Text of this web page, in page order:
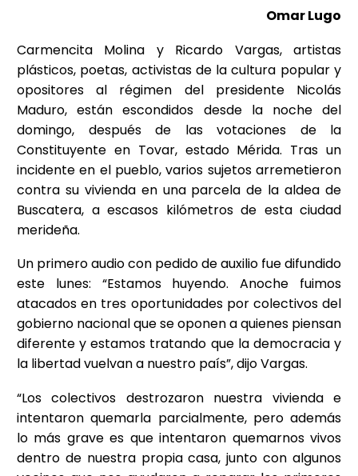
Omar Lugo
Carmencita Molina y Ricardo Vargas, artistas
plásticos, poetas, activistas de la cultura popular y
opositores al régimen del presidente Nicolás
Maduro, están escondidos desde la noche del
domingo, después de las votaciones de la
Constituyente en Tovar, estado Mérida. Tras un
incidente en el pueblo, varios sujetos arremetieron
contra su vivienda en una parcela de la aldea de
Buscatera, a escasos kilómetros de esta ciudad
merideña.
Un primero audio con pedido de auxilio fue difundido
este lunes: “Estamos huyendo. Anoche fuimos
atacados en tres oportunidades por colectivos del
gobierno nacional que se oponen a quienes piensan
diferente y estamos tratando que la democracia y
la libertad vuelvan a nuestro país”, dijo Vargas.
“Los colectivos destrozaron nuestra vivienda e
intentaron quemarla parcialmente, pero además
lo más grave es que intentaron quemarnos vivos
dentro de nuestra propia casa, junto con algunos